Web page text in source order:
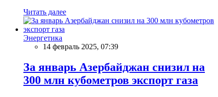
Читать далее
Энергетика
14 февраль 2025, 07:39
За январь Азербайджан снизил на
300 млн кубометров экспорт газа